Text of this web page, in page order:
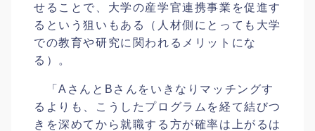
せることで、大学の産学官連携事業を促進す
るという狙いもある（人材側にとっても大学
での教育や研究に関われるメリットにな
る）。
「AさんとBさんをいきなりマッチングす
るよりも、こうしたプログラムを経て結びつ
きを深めてから就職する方が確率は上がるは